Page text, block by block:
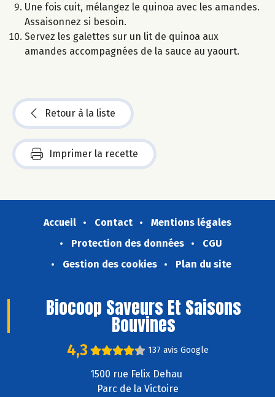
Une fois cuit, mélangez le quinoa avec les amandes.
Assaisonnez si besoin.
Servez les galettes sur un lit de quinoa aux
amandes accompagnées de la sauce au yaourt.
Retour à la liste
Imprimer la recette
Accueil Contact
Mentions légales
Protection des données
CGU
Gestion des cookies
Plan du site
Biocoop Saveurs Et Saisons
Bouvines
4,3 137 avis Google
1500 rue Felix Dehau
Parc de la Victoire